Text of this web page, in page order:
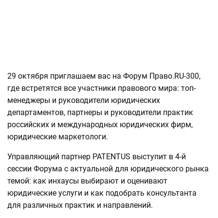
29 октября приглашаем вас на Форум Право.RU-300,
где встретятся все участники правового мира: топ-
менеджеры и руководители юридических
департаментов, партнеры и руководители практик
российских и международных юридических фирм,
юридические маркетологи.
Управляющий партнер PATENTUS выступит в 4-й
сессии Форума с актуальной для юридического рынка
темой: как инхаусы выбирают и оценивают
юридические услуги и как подобрать консультанта
для различных практик и направлений.